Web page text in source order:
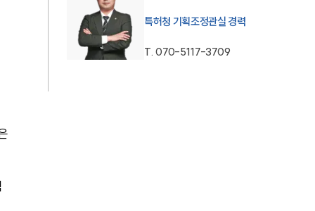
특허청 기획조정관실 경력
T.070-5117-3709